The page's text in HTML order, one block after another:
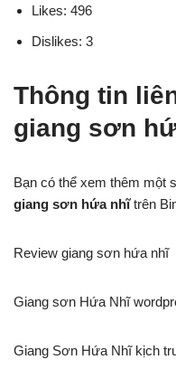
Likes: 496
Dislikes: 3
Thông tin
giang sơn
Bạn có thể xem thêm một
giang sơn hứa nhĩtrên
Review giang sơn hứa nhĩ
Giang sơn Hứa Nhĩ
Giang Sơn Hứa Nhĩ kịch